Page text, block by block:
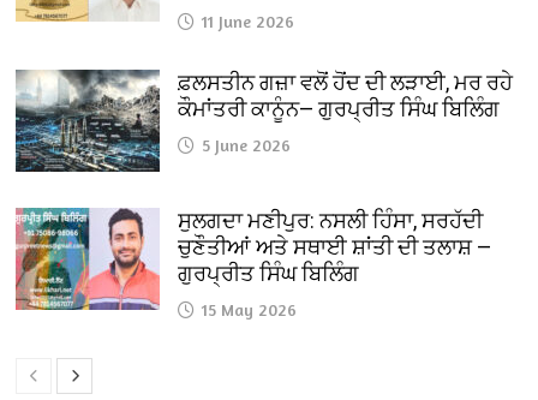
11 June 2026
ਫ਼ਲਸਤੀਨ ਗਜ਼ਾ ਵਲੋਂ ਹੋਂਦ ਦੀ ਲੜਾਈ, ਮਰ ਰਹੇ
ਕੌਮਾਂਤਰੀ ਕਾਨੂੰਨ— ਗੁਰਪ੍ਰੀਤ ਸਿੰਘ ਬਿਲਿੰਗ
5 June 2026
ਸੁਲਗਦਾ ਮਣੀਪੁਰ: ਨਸਲੀ ਹਿੰਸਾ, ਸਰਹੱਦੀ
ਚੁਣੌਤੀਆਂ ਅਤੇ ਸਥਾਈ ਸ਼ਾਂਤੀ ਦੀ ਤਲਾਸ਼ —
ਗੁਰਪ੍ਰੀਤ ਸਿੰਘ ਬਿਲਿੰਗ
15 May 2026